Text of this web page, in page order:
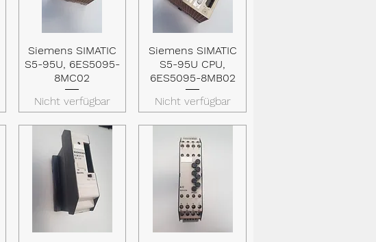
Schnellansicht
Siemens SIMATIC
S5-95U, 6ES5095-
8MC02
Nicht verfügbar
Schnellansicht
Siemens SIMATIC
S5-95U CPU,
6ES5095-8MB02
Nicht verfügbar